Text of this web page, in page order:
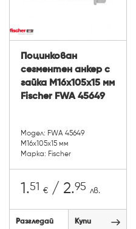
Поцинкован
сегментен анкер с
гайка М16х105х15 мм
Fischer FWA 45649
Модел: FWA 45649
М16х105х15 мм
Марка: Fischer
1.51 € / 2.95 лв.
Разгледай Купи